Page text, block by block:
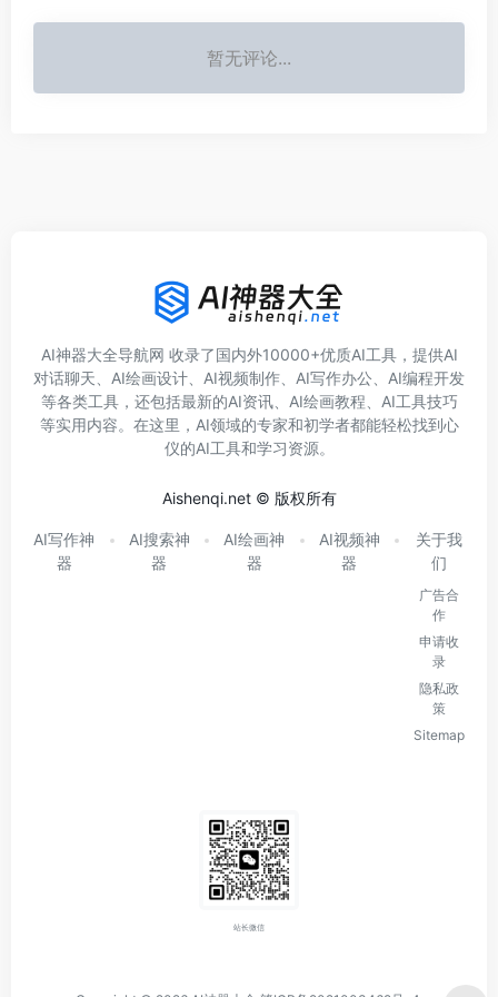
暂无评论...
AI神器大全导航网 收录了国内外10000+优质AI工具，提供AI
对话聊天、AI绘画设计、AI视频制作、AI写作办公、AI编程开发
等各类工具，还包括最新的AI资讯、AI绘画教程、AI工具技巧
等实用内容。在这里，AI领域的专家和初学者都能轻松找到心
仪的AI工具和学习资源。
Aishenqi.net © 版权所有
AI写作神
器
AI搜索神
器
AI绘画神
器
AI视频神
器
关于我
们
广告合
作
申请收
录
隐私政
策
Sitemap
站长微信